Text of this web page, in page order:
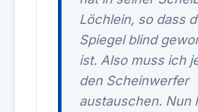
Löchlein, so dass
Spiegel blind
ist. Also muss ich
den Scheinwerfer
austauschen. Nun